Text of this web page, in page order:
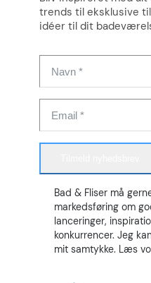
trends til eksklusive
idéer til dit
Bad & Fliser må
markedsføring om
lanceringer,
konkurrencer. Jeg
mit samtykke. Læs